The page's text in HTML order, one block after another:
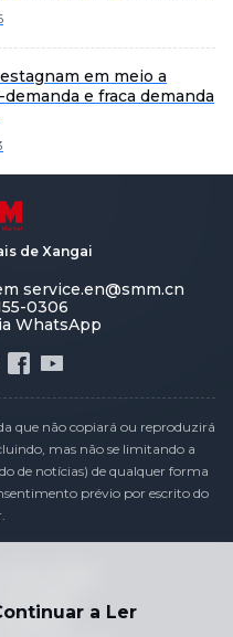
em meio a
e fraca demanda
a Ler
de Xangai
service.en@smm.cn
0306
WhatsApp
que não copiará ou reproduzirá
mas não se limitando a
de notícias) de qualquer forma
prévio por escrito do